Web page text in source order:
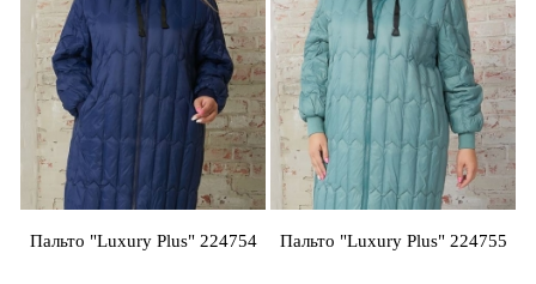
Пальто "Luxury Plus" 224754 Пальто "Luxury Plus" 224755